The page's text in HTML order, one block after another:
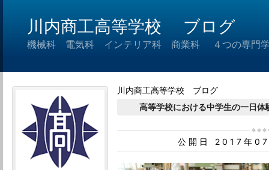
川内商工高等学校 ブログ
機械科 電気科 インテリア科 商業科 ４つの専門学
川内商工高等学校 ブログ
高等学校における中学生の一
公開日 2017年